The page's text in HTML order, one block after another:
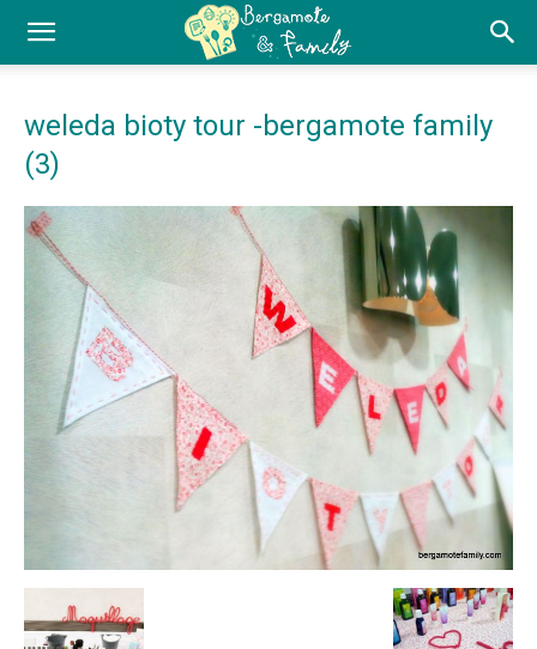
weleda bioty tour -bergamote family
(3)